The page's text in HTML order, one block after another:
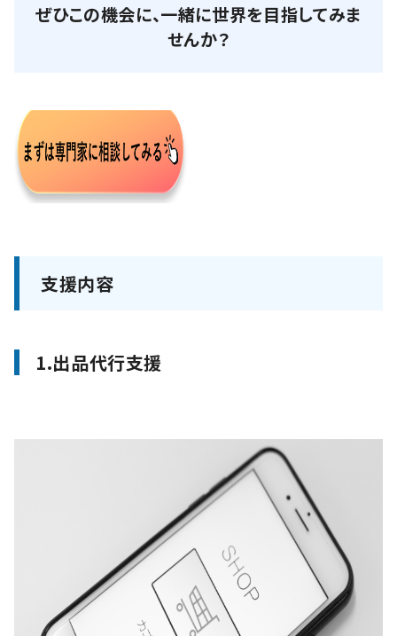
ぜひこの機会に、一緒に世界を目指してみま
せんか？
支援内容
1.出品代行支援